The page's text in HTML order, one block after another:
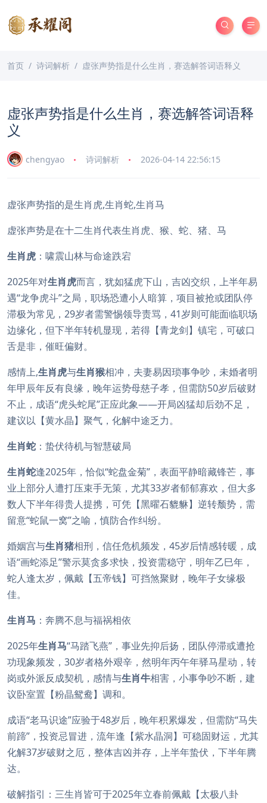
首页 诗词解析 虚张声势指是什么生肖，赛选解答词语释义
虚张声势指是什么生肖，赛选解答词语释
义
chengyao 诗词解析 2026-04-14 22:56:15
虚张声势指的是生肖虎,生肖蛇,生肖马
虚张声势是在十二生肖代表生肖虎、猴、蛇、猪、马
生肖虎 ：啸震山林与命途跌宕
2025年对生肖虎而言，犹如猛虎下山，吉凶交织，上半年易
遇“龙争虎斗”之局，职场恐遭小人暗算，项目被抢或团队停
滞极为常见，29岁者需警惕领导责骂，41岁则可能面临职场
边缘化，但下半年转机显现，若得【青龙剑】镇宅，可破口
舌是非，催旺偏财。
感情上,生肖虎与生肖猴相冲，夫妻易因琐事争吵，未婚者明
年甲辰年反有良缘，晚年运势母慈子孝，但需防50岁后破财
不止，成语“虎头蛇尾”正应此象——开局凶猛却后劲不足，
建议以【黄水晶】聚气，化解中途乏力。
生肖蛇 ：蛰伏待机与智慧破局
生肖蛇逢2025年，恰似“蛇盘金菊”，表面平静暗藏锋芒，事
业上部分人遭打压束手无策，尤其33岁者郁郁寡欢，但大多
数人下半年得贵人提携，可凭【黑曜石貔貅】逆转颓势，需
留意“蛇鼠一窝”之喻，慎防合作纠纷。
婚姻宫与生肖猪相刑，信任危机频发，45岁后情感转暖，成
语“画蛇添足”警示莫贪多求快，投资需稳守，明年乙巳年，
蛇人逢太岁，佩戴【五帝钱】可挡煞聚财，晚年子女缘极
佳。
生肖马 ：奔腾不息与福祸相依
2025年生肖马“马踏飞燕”，事业先抑后扬，团队停滞或遭抢
功现象频发，30岁者格外艰辛，然明年丙午年驿马星动，转
岗或外派反成契机，感情与生肖牛相害，小事争吵不断，建
议卧室置【粉晶鸳鸯】调和。
成语“老马识途”应验于48岁后，晚年积累爆发，但需防“马失
前蹄”，投资忌冒进，流年逢【紫水晶洞】可稳固财运，尤其
化解37岁破财之厄，整体吉凶并存，上半年蛰伏，下半年腾
达。
破解指引：三生肖皆可于2025年立春前佩戴【太极八卦